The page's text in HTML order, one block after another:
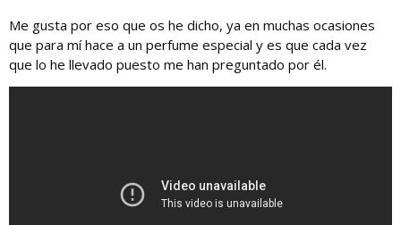
Me gusta por eso que os he dicho, ya en muchas ocasiones
que para mí hace a un perfume especial y es que cada vez
que lo he llevado puesto me han preguntado por él.